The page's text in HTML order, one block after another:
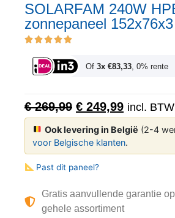
SOLARFAM 240W
zonnepaneel
Of 3x €83,33, 0% rente
€269,99 € 249,99 incl. BTW
Ook levering in België (2-4
voor Belgische klanten.
Past dit paneel?
Gratis aanvullende garantie
gehele assortiment